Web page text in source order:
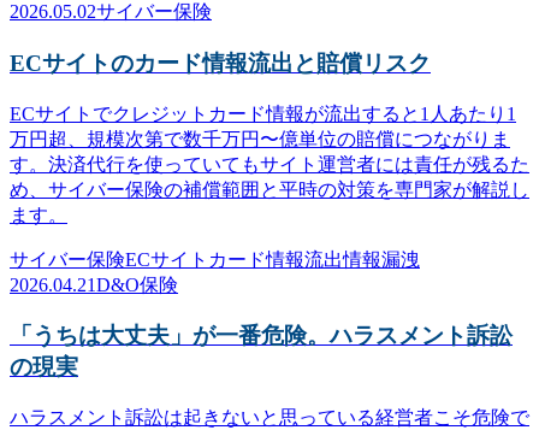
2026.05.02サイバー保険
ECサイトのカード情報流出と賠償リスク
ECサイトでクレジットカード情報が流出すると1人あたり1
万円超、規模次第で数千万円〜億単位の賠償につながりま
す。決済代行を使っていてもサイト運営者には責任が残るた
め、サイバー保険の補償範囲と平時の対策を専門家が解説し
ます。
サイバー保険ECサイト カード情報流出情報漏洩
2026.04.21D&O保険
「うちは大丈夫」が一番危険。ハラスメント訴訟
の現実
ハラスメント訴訟は起きないと思っている経営者こそ危険で